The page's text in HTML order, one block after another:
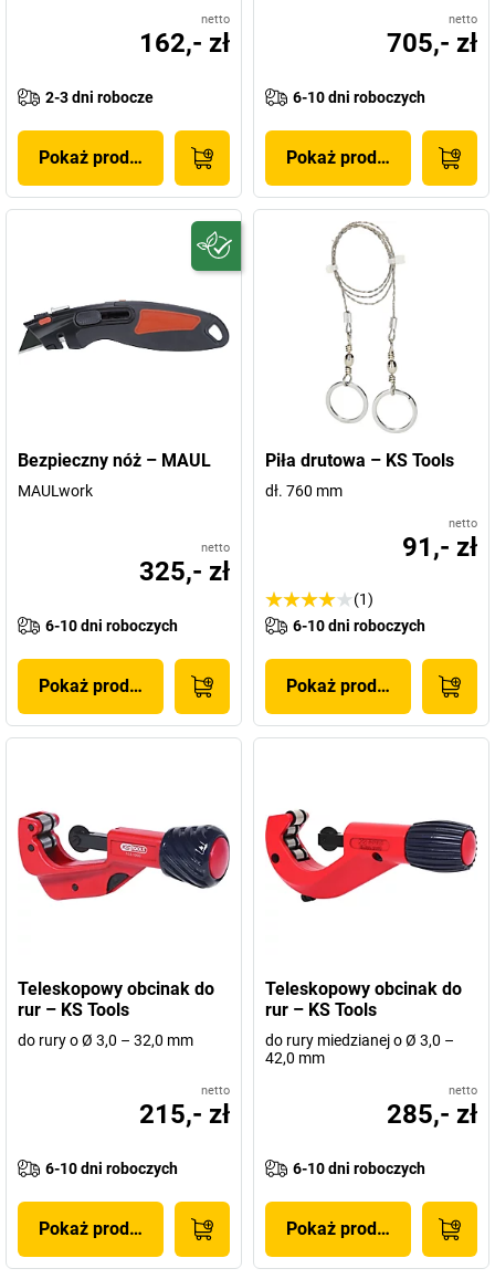
netto
162,- zł
2-3 dni robocze
Pokaż produkt
netto
705,- zł
6-10 dni roboczych
Pokaż produkt
Bezpieczny nóż – MAUL
MAULwork
netto
325,- zł
6-10 dni roboczych
Pokaż produkt
Piła drutowa – KS Tools
dł. 760 mm
netto
91,- zł
(1)
6-10 dni roboczych
Pokaż produkt
Teleskopowy obcinak do
rur – KS Tools
do rury o Ø 3,0 – 32,0 mm
netto
215,- zł
6-10 dni roboczych
Pokaż produkt
Teleskopowy obcinak do
rur – KS Tools
do rury miedzianej o Ø 3,0 –
42,0 mm
netto
285,- zł
6-10 dni roboczych
Pokaż produkt